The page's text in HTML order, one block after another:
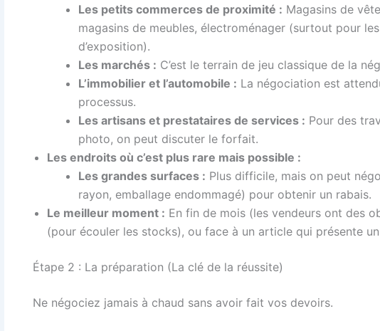
Les petits commerces de proximité : Magasins de
magasins de meubles, électroménager (surtout pour
d’exposition).
Les marchés : C’est le terrain de jeu classique de la
L’immobilier et l’automobile : La négociation est
processus.
Les artisans et prestataires de services : Pour des
photo, on peut discuter le forfait.
Les endroits où c’est plus rare mais possible :
Les grandes surfaces : Plus difficile, mais on peut
rayon, emballage endommagé) pour obtenir un rabais.
Le meilleur moment : En fin de mois (les vendeurs ont des
(pour écouler les stocks), ou face à un article qui présente
Étape 2 : La préparation (La clé de la réussite)
Ne négociez jamais à chaud sans avoir fait vos devoirs.